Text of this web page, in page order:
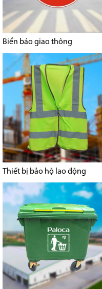
Biển báo giao thông
Thiết bị bảo hộ lao động